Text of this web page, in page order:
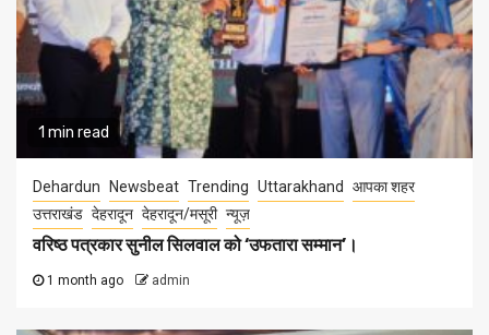
1 min read
Dehardun Newsbeat Trending Uttarakhand
आपका शहर
उत्तराखंड देहरादून देहरादून/मसूरी न्यूज़
वरिष्ठ पत्रकार सुनील सिलवाल को ‘उफतारा सम्मान’।
1 month ago admin